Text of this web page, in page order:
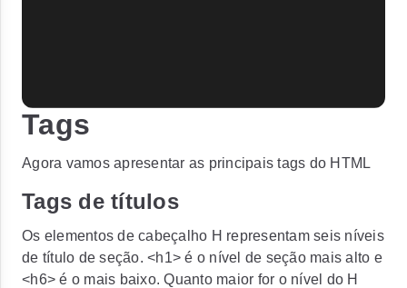
Tags
Agora vamos apresentar as principais tags do HTML
Tags de títulos
Os elementos de cabeçalho H representam seis níveis
de título de seção. <h1> é o nível de seção mais alto e
<h6> é o mais baixo. Quanto maior for o nível do H